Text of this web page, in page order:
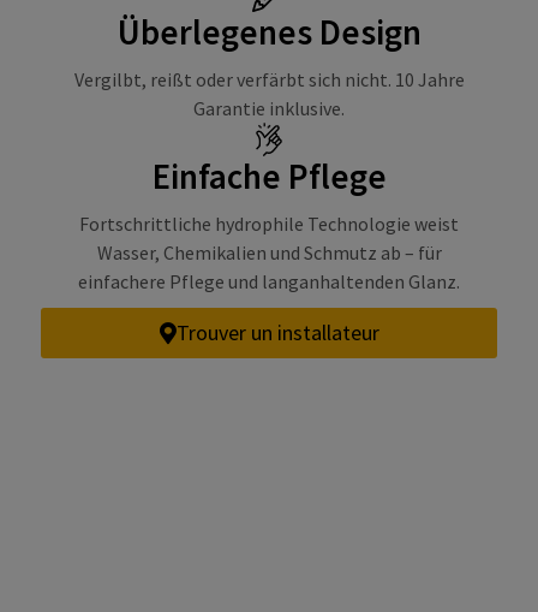
Überlegenes Design
Vergilbt, reißt oder verfärbt sich nicht. 10 Jahre
Garantie inklusive.
Einfache Pflege
Fortschrittliche hydrophile Technologie weist
Wasser, Chemikalien und Schmutz ab – für
einfachere Pflege und langanhaltenden Glanz.
Trouver un installateur